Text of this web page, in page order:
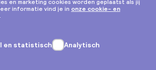
Privacy & cookies
Algemene voorwaarden